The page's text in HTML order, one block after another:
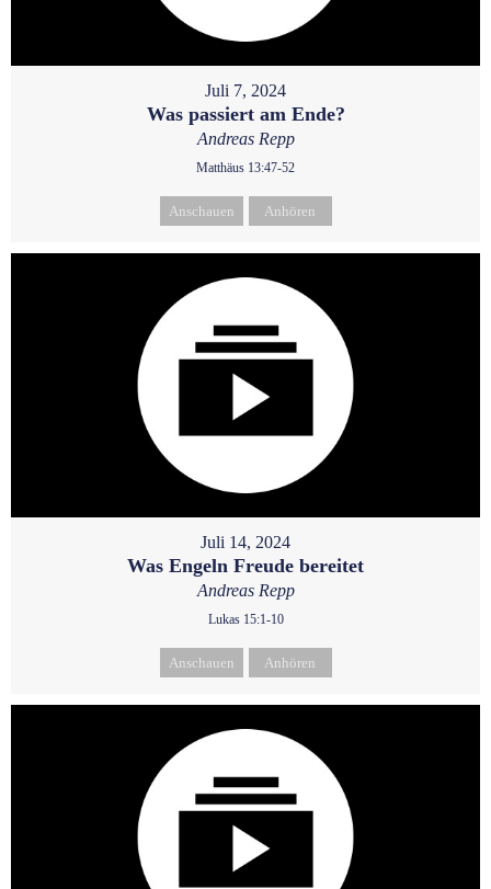
Juli 7, 2024
Was passiert am Ende?
Andreas Repp
Matthäus 13:47-52
Anschauen Anhören
Juli 14, 2024
Was Engeln Freude bereitet
Andreas Repp
Lukas 15:1-10
Anschauen Anhören